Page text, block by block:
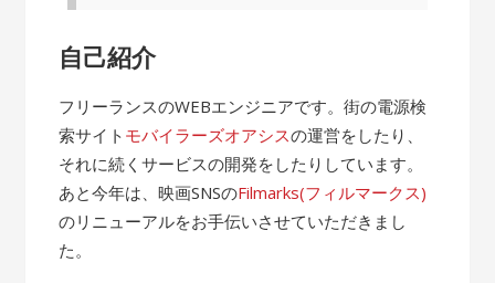
自己紹介
フリーランスのWEBエンジニアです。街の電源検
索サイト モバイラーズオアシスの運営をしたり、
それに続くサービスの開発をしたりしています。
あと今年は、映画SNSのFilmarks(フィルマークス)
のリニューアルをお手伝いさせていただきまし
た。